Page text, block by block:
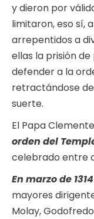
y dieron por
limitaron, eso sí,
arrepentidos a
ellas la prisión
defender a la
retractándose
suerte.
El Papa
orden del
celebrado entre
En marzo de 1314
mayores
Molay,